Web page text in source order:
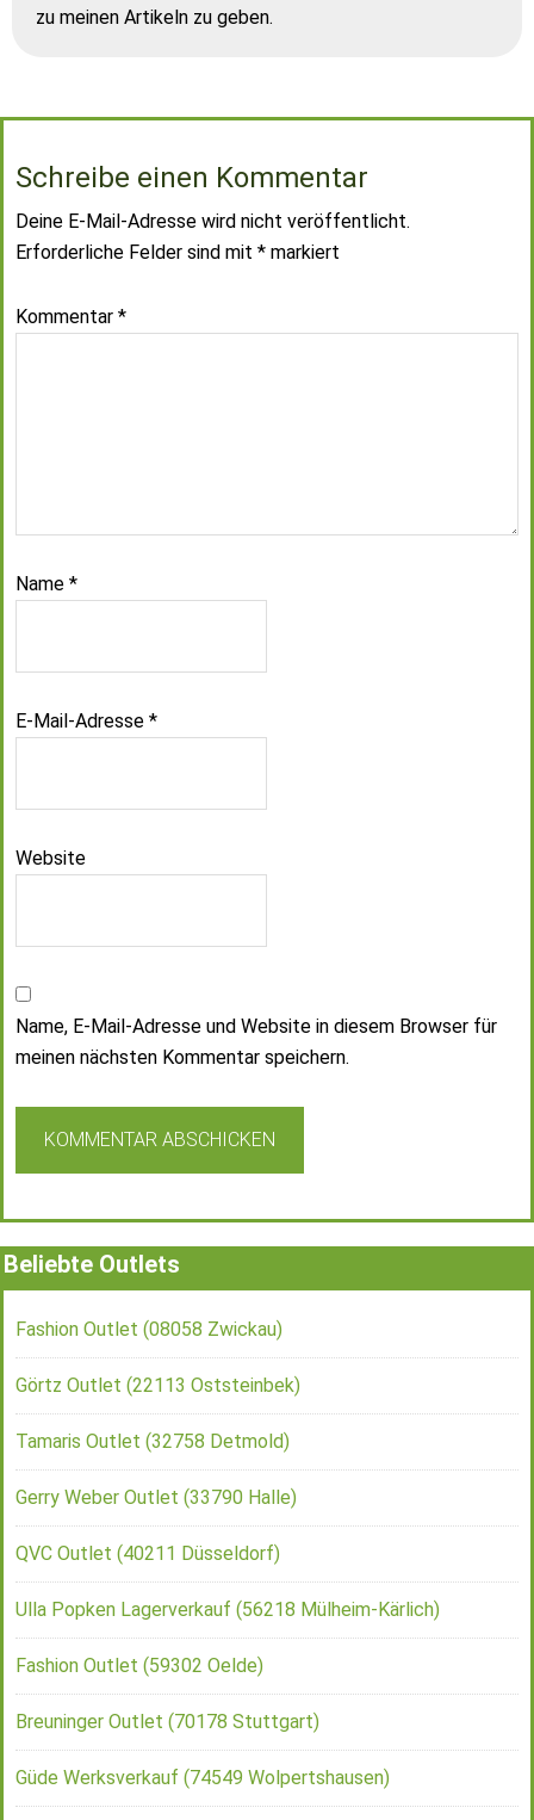
zu meinen Artikeln zu geben.
Schreibe einen Kommentar
Deine E-Mail-Adresse wird nicht veröffentlicht.
Erforderliche Felder sind mit * markiert
Kommentar *
Name *
E-Mail-Adresse *
Website
Name, E-Mail-Adresse und Website in diesem Browser für
meinen nächsten Kommentar speichern.
Beliebte Outlets
Fashion Outlet (08058 Zwickau)
Görtz Outlet (22113 Oststeinbek)
Tamaris Outlet (32758 Detmold)
Gerry Weber Outlet (33790 Halle)
QVC Outlet (40211 Düsseldorf)
Ulla Popken Lagerverkauf (56218 Mülheim-Kärlich)
Fashion Outlet (59302 Oelde)
Breuninger Outlet (70178 Stuttgart)
Güde Werksverkauf (74549 Wolpertshausen)